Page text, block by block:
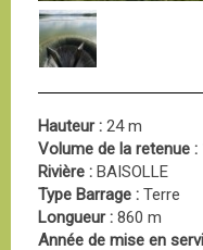
Hauteur : 24 m
Volume de la retenue :
Rivière : BAISOLLE
Type Barrage : Terre
Longueur : 860 m
Année de mise en